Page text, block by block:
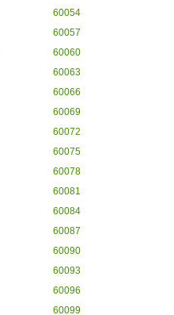
60054
60057
60060
60063
60066
60069
60072
60075
60078
60081
60084
60087
60090
60093
60096
60099